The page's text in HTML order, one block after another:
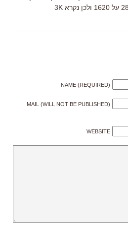
NAME (REQUIRED)
MAIL (WILL NOT BE PUBLISHED)
WEBSITE